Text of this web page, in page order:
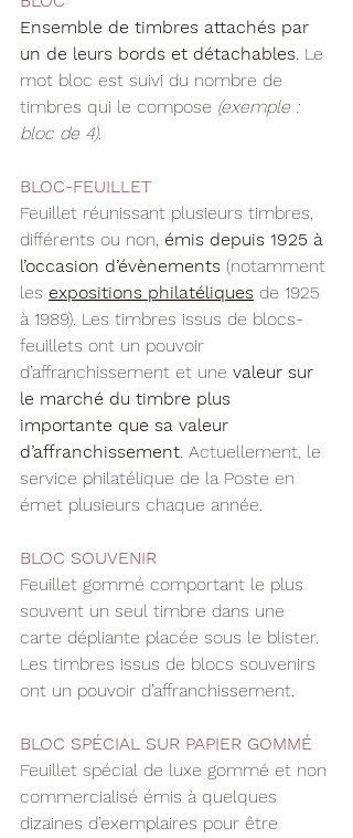
Ensemble de timbres attachés par
un de leurs bords et détachables. Le
mot bloc est suivi du nombre de
timbres qui le compose (exemple :
bloc de 4).
BLOC-FEUILLET
Feuillet réunissant plusieurs timbres,
différents ou non, émis depuis 1925 à
l’occasion d’évènements (notamment
les expositions philatéliques de 1925
à 1989). Les timbres issus de blocs-
feuillets ont un pouvoir
d’affranchissement et une valeur sur
le marché du timbre plus
importante que sa valeur
d’affranchissement. Actuellement, le
service philatélique de la Poste en
émet plusieurs chaque année.
BLOC SOUVENIR
Feuillet gommé comportant le plus
souvent un seul timbre dans une
carte dépliante placée sous le blister.
Les timbres issus de blocs souvenirs
ont un pouvoir d’affranchissement.
BLOC SPÉCIAL SUR PAPIER GOMMÉ
Feuillet spécial de luxe gommé et non
commercialisé émis à quelques
dizaines d’exemplaires pour être